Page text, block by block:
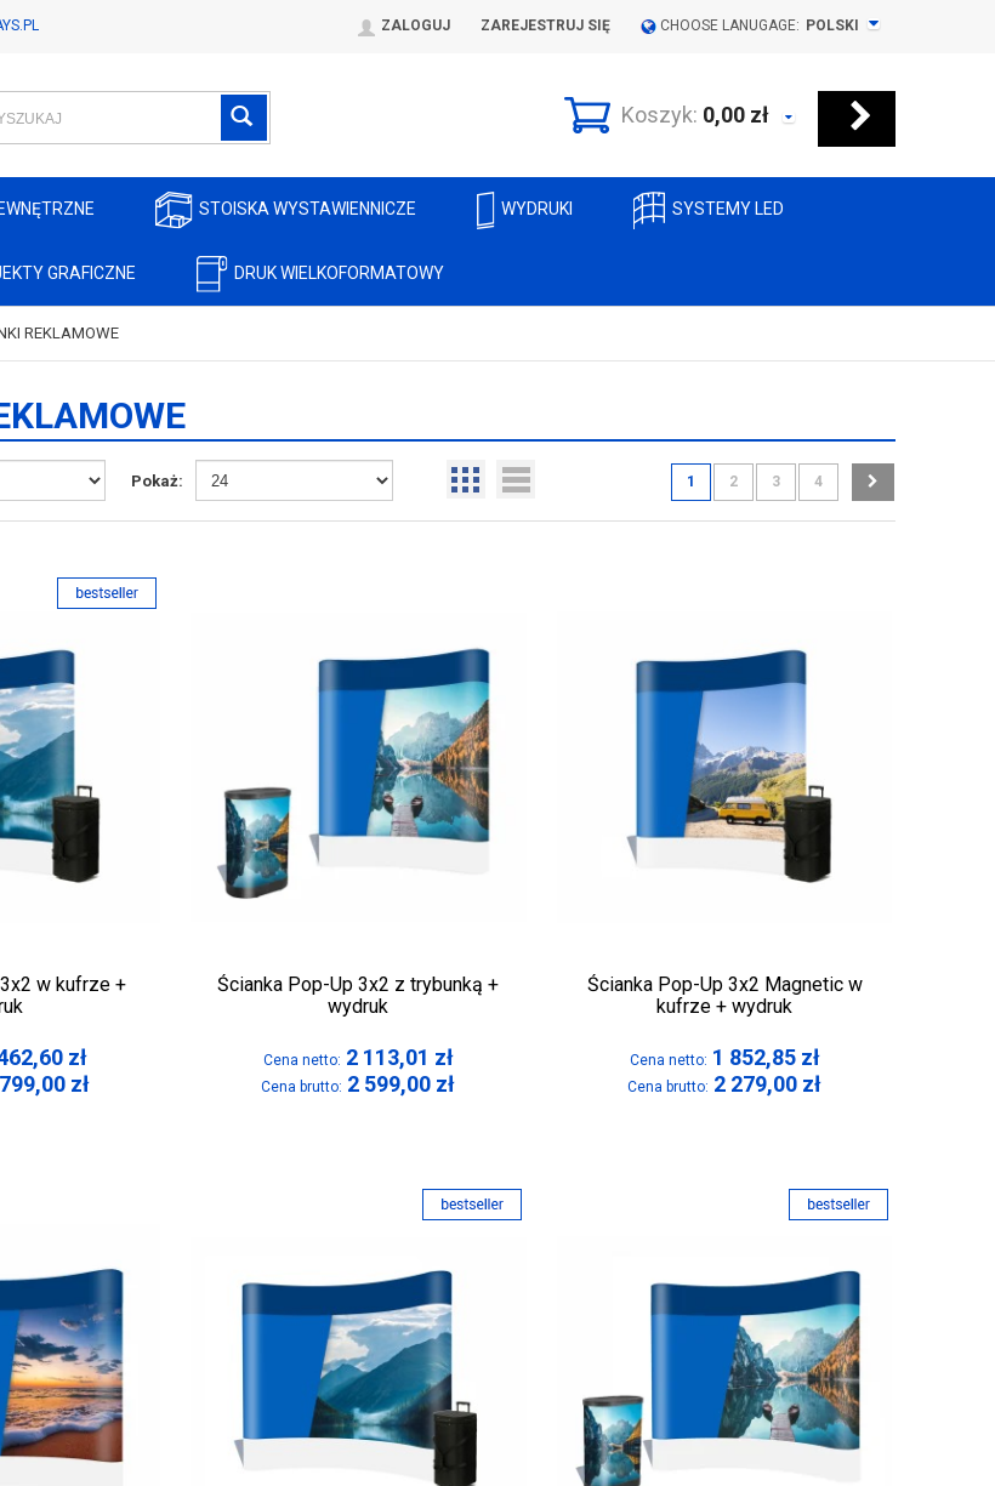
ZALOGUJ ZAREJESTRUJ SIĘ CHOOSE LANUGAGE: POLSKI
Koszyk: 0,00 zł
STOISKA WYSTAWIENNICZE WYDRUKI SYSTEMY LED
GRAFICZNE DRUK WIELKOFORMATOWY
REKLAMOWE
Pokaż: 1 2 3 4
w kufrze +
zł
zł
Ścianka Pop-Up 3x2 z trybunką +
wydruk
Cena netto: 2 113,01 zł
Cena brutto: 2 599,00 zł
Ścianka Pop-Up 3x2 Magnetic w
kufrze + wydruk
Cena netto: 1 852,85 zł
Cena brutto: 2 279,00 zł